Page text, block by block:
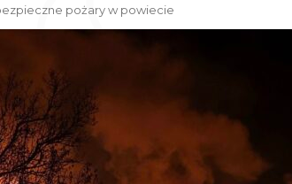
pożary w powiecie